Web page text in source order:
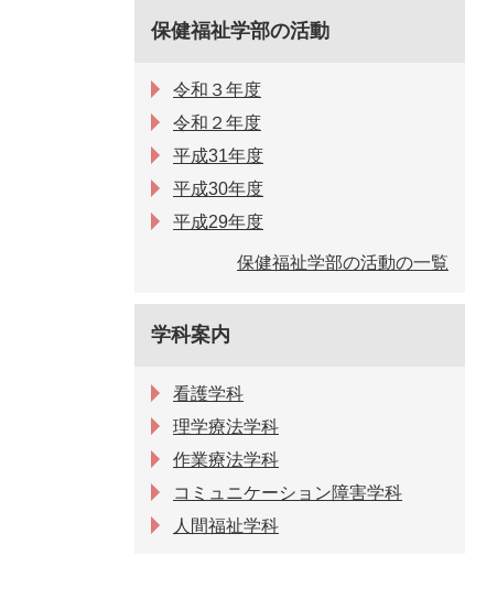
保健福祉学部の活動
令和３年度
令和２年度
平成31年度
平成30年度
平成29年度
保健福祉学部の活動の一覧
学科案内
看護学科
理学療法学科
作業療法学科
コミュニケーション障害学科
人間福祉学科